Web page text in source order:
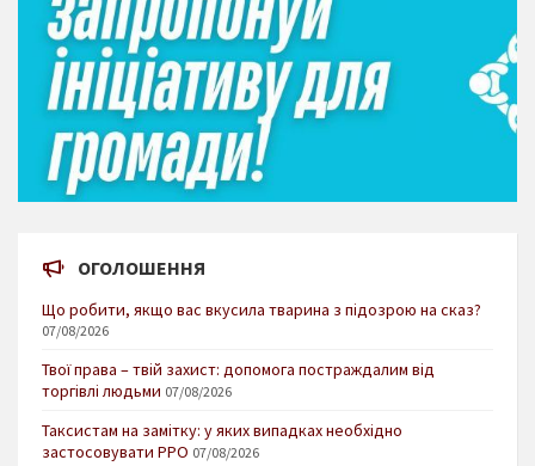
ОГОЛОШЕННЯ
Що робити, якщо вас вкусила тварина з підозрою на сказ?
07/08/2026
Твої права – твій захист: допомога постраждалим від
торгівлі людьми 07/08/2026
Таксистам на замітку: у яких випадках необхідно
застосовувати РРО 07/08/2026